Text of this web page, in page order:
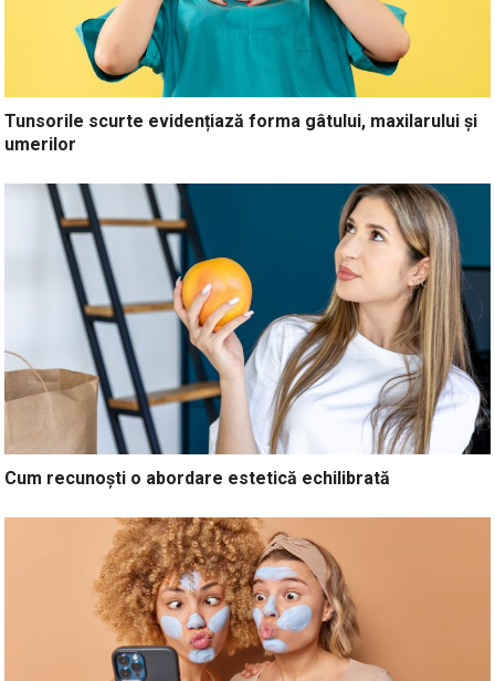
Tunsorile scurte evidențiază forma gâtului, maxilarului și
umerilor
Cum recunoști o abordare estetică echilibrată